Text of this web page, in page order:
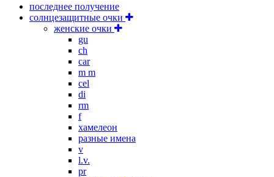
последнее получение
солнцезащитные очки
женские очки
gu
ch
car
m m
cel
di
rm
f
хамелеон
разные имена
v
l.v.
pr